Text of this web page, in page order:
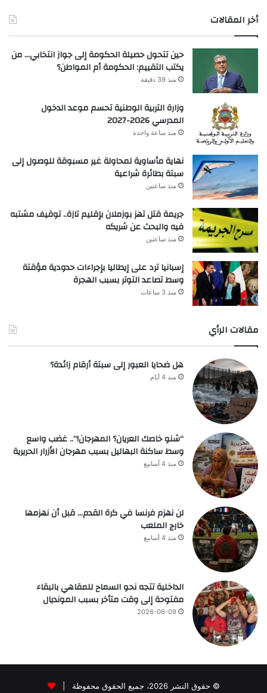
أخر المقالات
حين تتحول حصيلة الحكومة إلى جواز انتخابي… من
يكتب التقييم: الحكومة أم المواطن؟
منذ 39 دقيقة
وزارة التربية الوطنية تحسم موعد الدخول
المدرسي 2026-2027
منذ ساعة واحدة
نهاية مأساوية لمحاولة غير مسبوقة للوصول إلى
سبتة بطائرة شراعية
منذ ساعتين
جريمة قتل تهز بوزملان بإقليم تازة.. توقيف مشتبه
فيه والبحث عن شريكه
منذ ساعتين
إسبانيا ترد على إيطاليا بإجراءات حدودية مؤقتة
وسط تصاعد التوتر بسبب الهجرة
منذ 3 ساعات
مقالات الرأي
هل ضحايا العبور إلى سبتة أرقام زائدة؟
منذ 4 أيام
“شنو خاصك العريان؟ المهرجان!”.. غضب واسع
وسط ساكنة البهاليل بسبب مهرجان الأزرار الحريرية
منذ 4 أسابيع
لن نهزم فرنسا في كرة القدم… قبل أن نهزمها
خارج الملعب
منذ 4 أسابيع
الداخلية تتجه نحو السماح للمقاهي بالبقاء
مفتوحة إلى وقت متأخر بسبب المونديال
2026-06-09
© حقوق النشر 2026، جميع الحقوق محفوظة |